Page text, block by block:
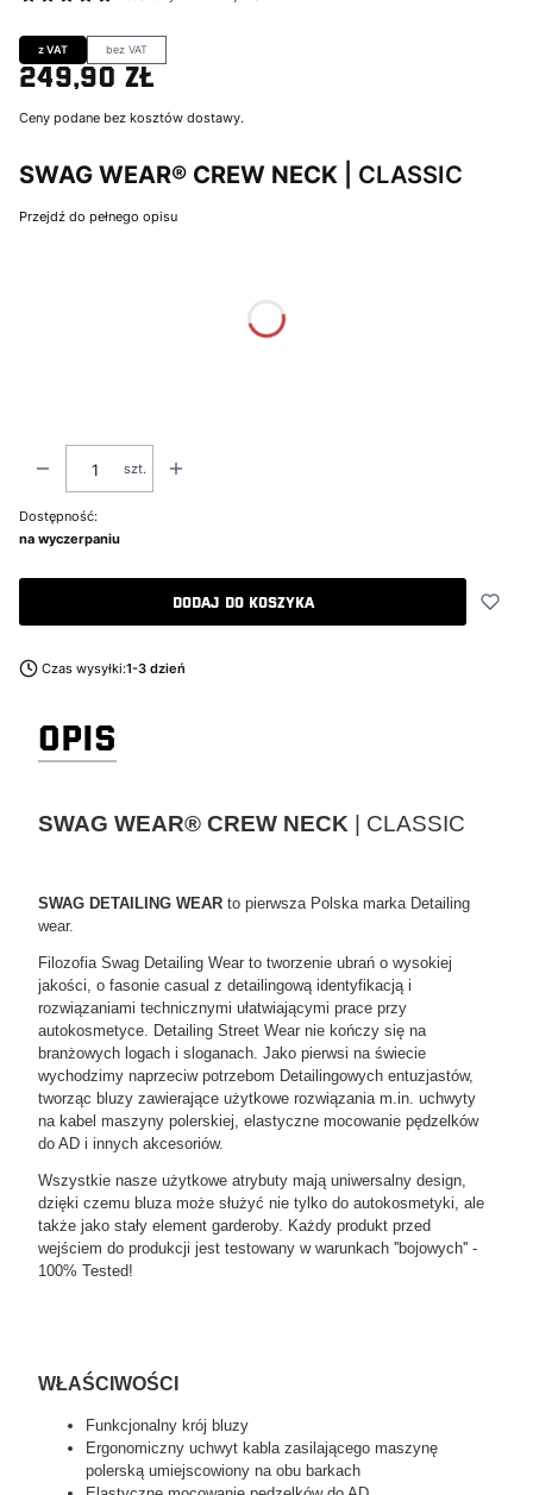
z VAT bez VAT
Cena
249,90 zł
Ceny podane bez kosztów dostawy.
SWAG WEAR® CREW NECK | CLASSIC
Przejdź do pełnego opisu
szt.
Dostępność:
na wyczerpaniu
Dodaj do koszyka
Czas wysyłki:1-3 dzień
OPIS
SWAG WEAR® CREW NECK | CLASSIC
SWAG DETAILING WEAR to pierwsza Polska marka Detailing
wear.
Filozofia Swag Detailing Wear to tworzenie ubrań o wysokiej
jakości, o fasonie casual z detailingową identyfikacją i
rozwiązaniami technicznymi ułatwiającymi prace przy
autokosmetyce. Detailing Street Wear nie kończy się na
branżowych logach i sloganach. Jako pierwsi na świecie
wychodzimy naprzeciw potrzebom Detailingowych entuzjastów,
tworząc bluzy zawierające użytkowe rozwiązania m.in. uchwyty
na kabel maszyny polerskiej, elastyczne mocowanie pędzelków
do AD i innych akcesoriów.
Wszystkie nasze użytkowe atrybuty mają uniwersalny design,
dzięki czemu bluza może służyć nie tylko do autokosmetyki, ale
także jako stały element garderoby. Każdy produkt przed
wejściem do produkcji jest testowany w warunkach ''bojowych'' -
100% Tested!
WŁAŚCIWOŚCI
Funkcjonalny krój bluzy
Ergonomiczny uchwyt kabla zasilającego maszynę
polerską umiejscowiony na obu barkach